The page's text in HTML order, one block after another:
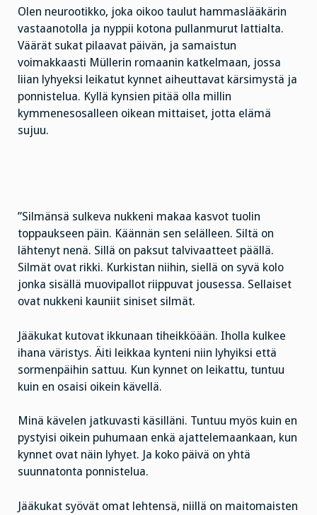
Olen neurootikko, joka oikoo taulut hammaslääkärin
vastaanotolla ja nyppii kotona pullanmurut lattialta.
Väärät sukat pilaavat päivän, ja samaistun
voimakkaasti Müllerin romaanin katkelmaan, jossa
liian lyhyeksi leikatut kynnet aiheuttavat kärsimystä ja
ponnistelua. Kyllä kynsien pitää olla millin
kymmenesosalleen oikean mittaiset, jotta elämä
sujuu.
”Silmänsä sulkeva nukkeni makaa kasvot tuolin
toppaukseen päin. Käännän sen selälleen. Siltä on
lähtenyt nenä. Sillä on paksut talvivaatteet päällä.
Silmät ovat rikki. Kurkistan niihin, siellä on syvä kolo
jonka sisällä muovipallot riippuvat jousessa. Sellaiset
ovat nukkeni kauniit siniset silmät.
Jääkukat kutovat ikkunaan tiheikköään. Iholla kulkee
ihana väristys. Äiti leikkaa kynteni niin lyhyiksi että
sormenpäihin sattuu. Kun kynnet on leikattu, tuntuu
kuin en osaisi oikein kävellä.
Minä kävelen jatkuvasti käsilläni. Tuntuu myös kuin en
pystyisi oikein puhumaan enkä ajattelemaankaan, kun
kynnet ovat näin lyhyet. Ja koko päivä on yhtä
suunnatonta ponnistelua.
Jääkukat syövät omat lehtensä, niillä on maitomaisten